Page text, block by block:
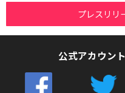
プレスリリ
公式アカウン